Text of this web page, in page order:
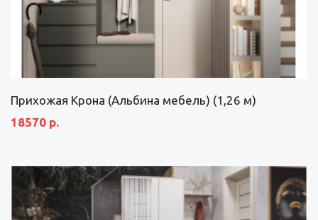
Прихожая Крона (Альбина мебель) (1,26 м)
18570 р.